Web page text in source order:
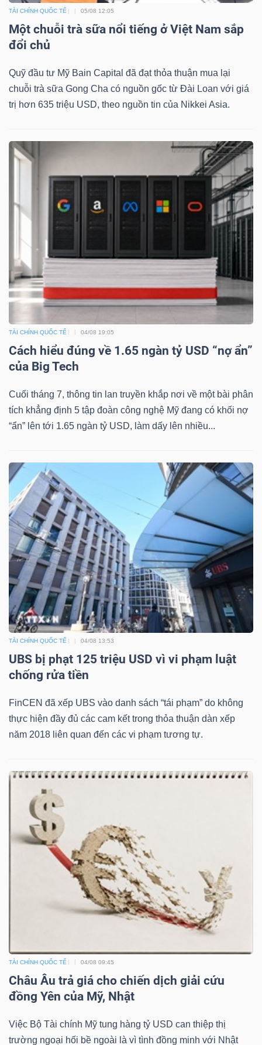
TÀI CHÍNH QUỐC TẾ 05/08 12:05
Một chuỗi trà sữa nổi tiếng ở Việt Nam sắp
đổi chủ
Quỹ đầu tư Mỹ Bain Capital đã đạt thỏa thuận mua lại
chuỗi trà sữa Gong Cha có nguồn gốc từ Đài Loan với giá
trị hơn 635 triệu USD, theo nguồn tin của Nikkei Asia.
TÀI CHÍNH QUỐC TẾ 04/08 19:05
Cách hiểu đúng về 1.65 ngàn tỷ USD “nợ ẩn”
của Big Tech
Cuối tháng 7, thông tin lan truyền khắp nơi về một bài phân
tích khẳng định 5 tập đoàn công nghệ Mỹ đang có khối nợ
“ẩn” lên tới 1.65 ngàn tỷ USD, làm dấy lên nhiều...
TÀI CHÍNH QUỐC TẾ 04/08 13:53
UBS bị phạt 125 triệu USD vì vi phạm luật
chống rửa tiền
FinCEN đã xếp UBS vào danh sách “tái phạm” do không
thực hiện đầy đủ các cam kết trong thỏa thuận dàn xếp
năm 2018 liên quan đến các vi phạm tương tự.
TÀI CHÍNH QUỐC TẾ 04/08 09:45
Châu Âu trả giá cho chiến dịch giải cứu
đồng Yên của Mỹ, Nhật
Việc Bộ Tài chính Mỹ tung hàng tỷ USD can thiệp thị
trường ngoại hối bề ngoài là vì tình đồng minh với Nhật